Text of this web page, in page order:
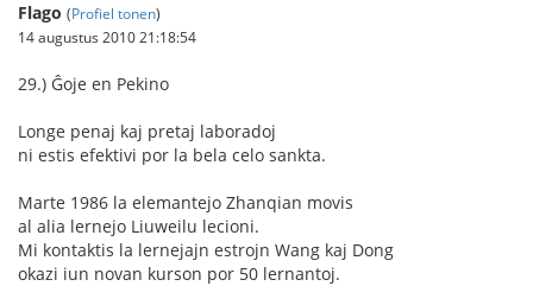
Flago (Profiel tonen)
14 augustus 2010 21:18:54
29.) Ĝoje en Pekino
Longe penaj kaj pretaj laboradoj
ni estis efektivi por la bela celo sankta.
Marte 1986 la elemantejo Zhanqian movis
al alia lernejo Liuweilu lecioni.
Mi kontaktis la lernejajn estrojn Wang kaj Dong
okazi iun novan kurson por 50 lernantoj.